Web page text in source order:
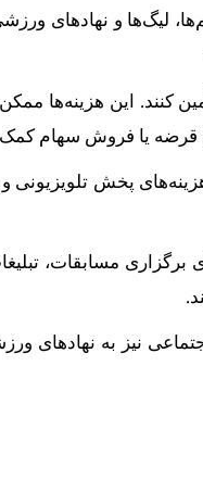
لیگ‌ها و نهادهای
کنند. این هزینه‌ها
قرضه یا فروش سهام کمک
پخش تلویزیونی و
برگزاری مسابقات،
نیز به نهادهای